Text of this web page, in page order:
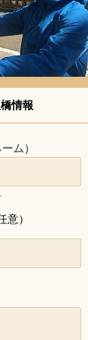
情報
ム）
意）